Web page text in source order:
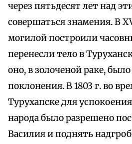
через пятьдесят лет над
совершаться знамения. В
могилой построили
перенесли тело в
оно, в золоченой раке,
поклонения. В 1803 г. во
Турухапске для
народа было разрешено
Василия и поднять